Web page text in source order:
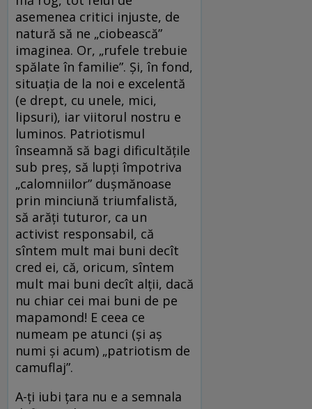
asemenea critici injuste, de
natură să ne „ciobească”
imaginea. Or, „rufele trebuie
spălate în familie”. Şi, în fond,
situaţia de la noi e excelentă
(e drept, cu unele, mici,
lipsuri), iar viitorul nostru e
luminos. Patriotismul
înseamnă să bagi dificultăţile
sub preş, să lupţi împotriva
„calomniilor” duşmănoase
prin minciună triumfalistă,
să arăţi tuturor, ca un
activist responsabil, că
sîntem mult mai buni decît
cred ei, că, oricum, sîntem
mult mai buni decît alţii, dacă
nu chiar cei mai buni de pe
mapamond! E ceea ce
numeam pe atunci (şi aş
numi şi acum) „patriotism de
camuflaj”.
A-ţi iubi ţara nu e a semnala